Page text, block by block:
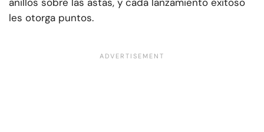
anillos sobre las astas, y cada lanzamiento exitoso
les otorga puntos.